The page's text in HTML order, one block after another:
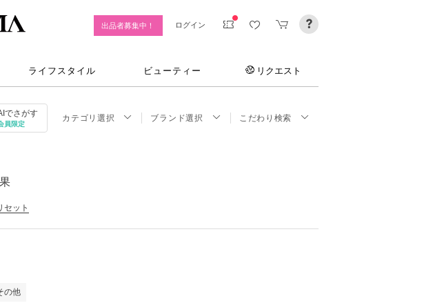
出品者募集中！ ログイン
ライフスタイル ビューティー リクエスト
でさがす
員限定
カテゴリ選択 ブランド選択 こだわり検索
セット
の他